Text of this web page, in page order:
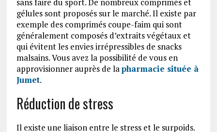
gélules sont proposés sur le marché. Il existe par
exemple des comprimés coupe-faim qui sont
généralement composés d’extraits végétaux et
qui évitent les envies irrépressibles de snacks
malsains. Vous avez la possibilité de vous en
approvisionner auprès de lapharmacie située à
Jumet.
Réduction de stress
Il existe une liaison entre le stress et le surpoids.